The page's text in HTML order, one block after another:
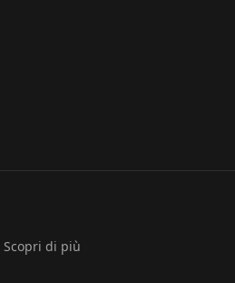
Scopri di più